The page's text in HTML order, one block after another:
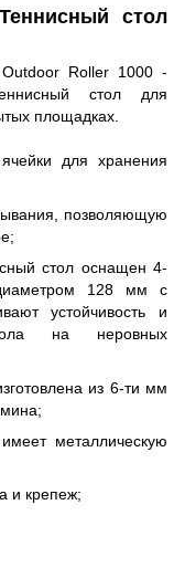
стол
Roller 1000 -
стол для
площадках.
для хранения
позволяющую
стол оснащен 4-
128 мм с
устойчивость и
на неровных
из 6-ти мм
металлическую
и крепеж;